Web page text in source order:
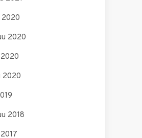
2020
2020
2020
2018